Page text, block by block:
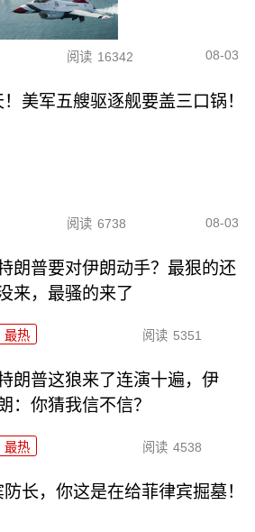
阅读 16342 08-03
！美军五艘驱逐舰要盖三口锅！
阅读 6738 08-03
朗普要对伊朗动手？最狠的还
来，最骚的来了
最热 阅读 5351
朗普这狼来了连演十遍，伊
：你猜我信不信？
最热 阅读 4538
长，你这是在给菲律宾掘墓！